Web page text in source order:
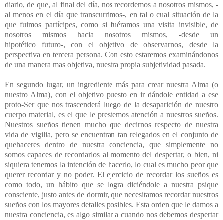
diario, de que, al final del día, nos recordemos a nosotros mismos, -
al menos en el día que transcurrimos-, en tal o cual situación de la
que fuimos partícipes, como si fuéramos una visita invisible, de
nosotros mismos hacia nosotros mismos, -desde un
hipotético futuro-, con el objetivo de observarnos, desde la
perspectiva en tercera persona. Con esto estaremos examinándonos
de una manera mas objetiva, nuestra propia subjetividad pasada.
En segundo lugar, un ingrediente más para crear nuestra Alma (o
nuestro Alma), con el objetivo puesto en ir dándole entidad a ese
proto-Ser que nos trascenderá luego de la desaparición de nuestro
cuerpo material, es el que le prestemos atención a nuestros sueños.
Nuestros sueños tienen mucho que decirnos respecto de nuestra
vida de vigilia, pero se encuentran tan relegados en el conjunto de
quehaceres dentro de nuestra conciencia, que simplemente no
somos capaces de recordarlos al momento del despertar, o bien, ni
siquiera tenemos la intención de hacerlo, lo cual es mucho peor que
querer recordar y no poder. El ejercicio de recordar los sueños es
como todo, un hábito que se logra diciéndole a nuestra psique
consciente, justo antes de dormir, que necesitamos recordar nuestros
sueños con los mayores detalles posibles. Esta orden que le damos a
nuestra conciencia, es algo similar a cuando nos debemos despertar